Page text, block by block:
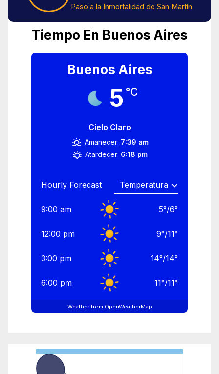
Paso a la Inmortalidad de San Martín
Tiempo En Buenos Aires
Buenos Aires
5 °C
Cielo Claro
Amanecer: 7:39 am
Atardecer: 6:18 pm
Hourly Forecast
9:00 am 5°/6°
12:00 pm 9°/11°
3:00 pm 14°/14°
6:00 pm 11°/11°
Weather from OpenWeatherMap